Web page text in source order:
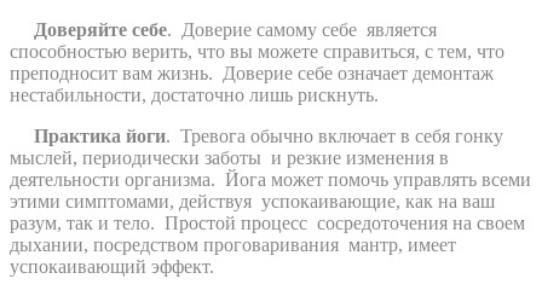
Доверяйте себе. Доверие самому себе является
способностью верить, что вы можете справиться, с тем, что
преподносит вам жизнь.
Доверие себе означает демонтаж
нестабильности, достаточно лишь рискнуть.
Практика йоги. Тревога обычно включает в себя гонку
мыслей, периодически заботы и резкие изменения в
деятельности организма. Йога может помочь управлять всеми
этими симптомами, действуя успокаивающие, как на ваш
разум, так и тело. Простой процесс сосредоточения на своем
дыхании, посредством проговаривания мантр, имеет
успокаивающий эффект.